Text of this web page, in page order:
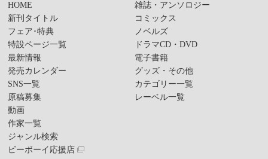
HOME
新刊タイトル
フェア･特典
特設ページ一覧
最新情報
発売カレンダー
SNS一覧
原稿募集
動画
作家一覧
ジャンル検索
ビーボーイ応援店
雑誌・アンソロジー
コミックス
ノベルズ
ドラマCD・DVD
電子書籍
グッズ・その他
カテゴリー一覧
レーベル一覧